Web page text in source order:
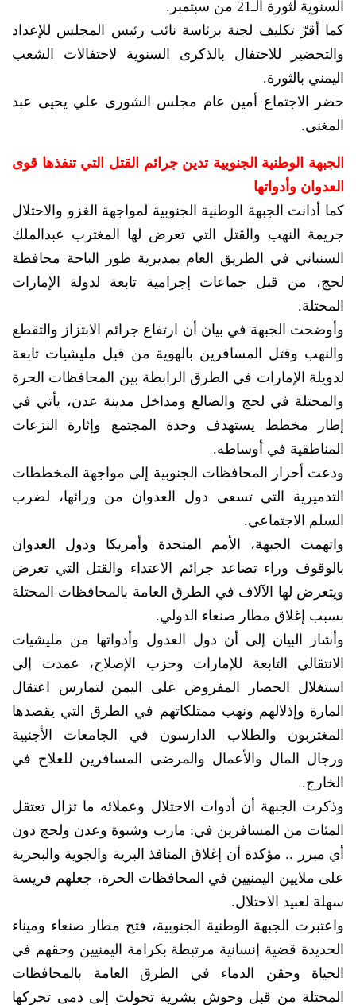
السنوية لثورة الـ21 من سبتمبر.
كما أقرّ تكليف لجنة برئاسة نائب رئيس المجلس للإعداد
والتحضير للاحتفال بالذكرى السنوية لاحتفالات الشعب
اليمني بالثورة.
حضر الاجتماع أمين عام مجلس الشورى علي يحيى عبد
المغني.
الجبهة الوطنية الجنوبية تدين جرائم القتل التي تنفذها قوى
العدوان وأدواتها
كما أدانت الجبهة الوطنية الجنوبية لمواجهة الغزو والاحتلال
جريمة النهب والقتل التي تعرض لها المغترب عبدالملك
السنباني في الطريق العام بمديرية طور الباحة محافظة
لحج، من قبل جماعات إجرامية تابعة لدولة الإمارات
المحتلة.
وأوضحت الجبهة في بيان أن ارتفاع جرائم الابتزاز والتقطع
والنهب وقتل المسافرين بالهوية من قبل مليشيات تابعة
لدويلة الإمارات في الطرق الرابطة بين المحافظات الحرة
والمحتلة في لحج والضالع ومداخل مدينة عدن، يأتي في
إطار مخطط يستهدف وحدة المجتمع وإثارة النزعات
المناطقية في أوساطه.
ودعت أحرار المحافظات الجنوبية إلى مواجهة المخططات
التدميرية التي تسعى دول العدوان من ورائها، لضرب
السلم الاجتماعي.
واتهمت الجبهة، الأمم المتحدة وأمريكا ودول العدوان
بالوقوف وراء تصاعد جرائم الاعتداء والقتل التي تعرض
ويتعرض لها الآلاف في الطرق العامة بالمحافظات المحتلة
بسبب إغلاق مطار صنعاء الدولي.
وأشار البيان إلى أن دول العدول وأدواتها من مليشيات
الانتقالي التابعة للإمارات وحزب الإصلاح، عمدت إلى
استغلال الحصار المفروض على اليمن لتمارس اعتقال
المارة وإذلالهم ونهب ممتلكاتهم في الطرق التي يقصدها
المغتربون والطلاب الدارسون في الجامعات الأجنبية
ورجال المال والأعمال والمرضى المسافرين للعلاج في
الخارج.
وذكرت الجبهة أن أدوات الاحتلال وعملائه ما تزال تعتقل
المئات من المسافرين في: مارب وشبوة وعدن ولحج دون
أي مبرر .. مؤكدة أن إغلاق المنافذ البرية والجوية والبحرية
على ملايين اليمنيين في المحافظات الحرة، جعلهم فريسة
سهلة لعبيد الاحتلال.
واعتبرت الجبهة الوطنية الجنوبية، فتح مطار صنعاء وميناء
الحديدة قضية إنسانية مرتبطة بكرامة اليمنيين وحقهم في
الحياة وحقن الدماء في الطرق العامة بالمحافظات
المحتلة من قبل وحوش بشرية تحولت إلى دمى تحركها